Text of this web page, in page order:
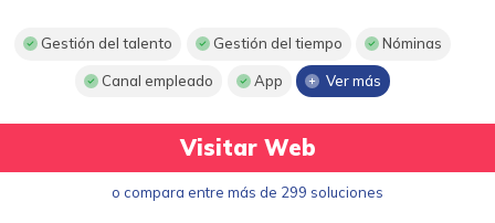
Gestión del talento Gestión del tiempo Nóminas
Canal empleado App Ver más
Visitar Web
o compara entre más de 299 soluciones